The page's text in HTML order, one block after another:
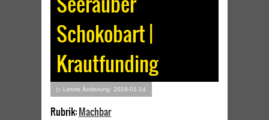
Schokobart |
Krautfunding
▷ Letzte Änderung: 2019-01-14
Rubrik:Machbar